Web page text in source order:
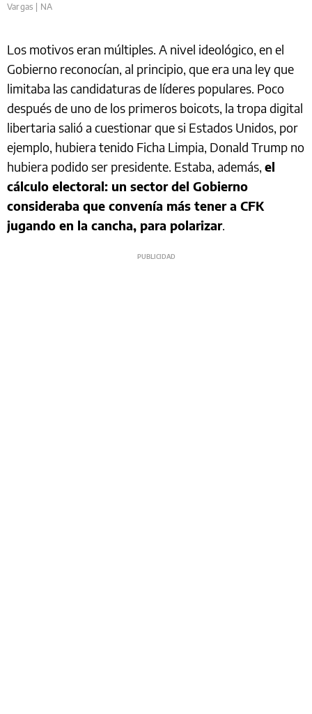
Vargas | NA
Los motivos eran múltiples. A nivel ideológico, en el
Gobierno reconocían, al principio, que era una ley que
limitaba las candidaturas de líderes populares. Poco
después de uno de los primeros boicots, la tropa digital
libertaria salió a cuestionar que si Estados Unidos, por
ejemplo, hubiera tenido Ficha Limpia, Donald Trump no
hubiera podido ser presidente. Estaba, además, el
cálculo electoral: un sector del Gobierno
consideraba que convenía más tener a CFK
jugando en la cancha, para polarizar.